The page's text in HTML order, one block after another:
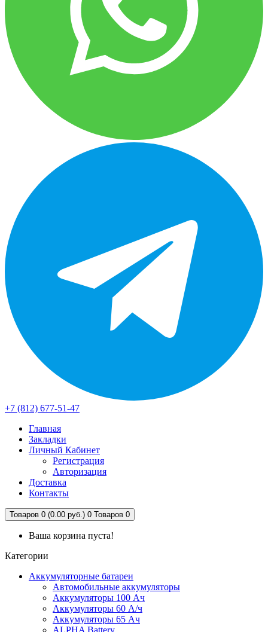
+7 (812) 677-51-47
Главная
Закладки
Личный Кабинет
Регистрация
Авторизация
Доставка
Контакты
Товаров 0 (0.00 руб.) 0 Товаров 0
Ваша корзина пуста!
Категории
Аккумуляторные батареи
Автомобильные аккумуляторы
Аккумуляторы 100 Ач
Аккумуляторы 60 А/ч
Аккумуляторы 65 Ач
ALPHA Battery